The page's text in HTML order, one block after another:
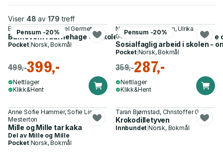
Viser 48 av 179 treff
Pensum -20%
Evelyn Eriksen, Sidsel Germeten
Barnevern i barnehage og skole - møte mellom barn, foreldre
Pocket| Norsk, Bokmål
499,-399,-
Nettlager
Klikk&Hent
Pensum -20%
Nina Tømmerbakken, Ulrika
Gustavsson
Sosialfaglig arbeid i skolen -
Pocket| Norsk, Bokmål
359,-287,-
Nettlager
Klikk&Hent
Anne Sofie Hammer, Sofie Lind
Mesterton
Mille og Mille tar kaka
Del av Mille og Mille
Pocket| Norsk, Bokmål
Taran Bjørnstad, Christoffer Grav
Krokodilletyven
Innbundet |Norsk, Bokmål